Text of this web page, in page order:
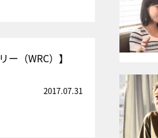
（WRC）】
2017.07.31